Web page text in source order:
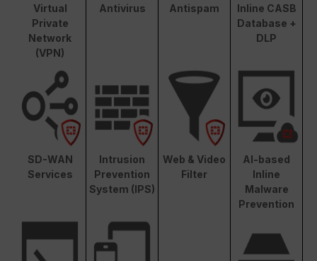
Virtual
Private
Network
(VPN)
Antivirus Antispam
Inline CASB
Database +
DLP
SD-WAN
Services
Intrusion
Prevention
System (IPS)
Web & Video
Filter
AI-based
Inline
Malware
Prevention